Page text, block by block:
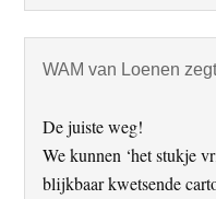
WAM van Loenen
De juiste weg!
We kunnen ‘het stukje
blijkbaar kwetsende